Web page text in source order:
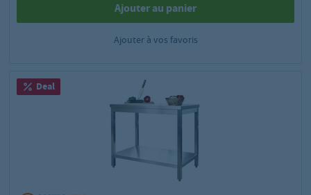
Ajouter au panier
Ajouter à vos favoris
Deal